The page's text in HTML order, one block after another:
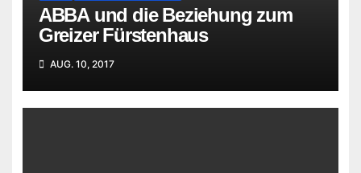
ABBA und die Beziehung zum
Greizer Fürstenhaus
AUG. 10, 2017